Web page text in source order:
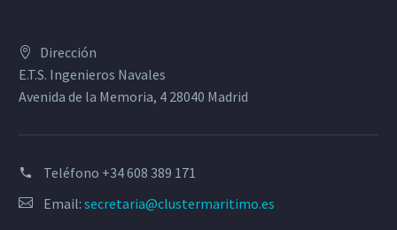
Dirección
E.T.S. Ingenieros Navales
Avenida de la Memoria, 4 28040 Madrid
Teléfono +34 608 389 171
Email: secretaria@clustermaritimo.es